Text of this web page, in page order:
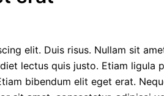
elit. Duis risus. Nullam sit
lectus quis justo. Etiam ligula
bibendum elit eget erat.